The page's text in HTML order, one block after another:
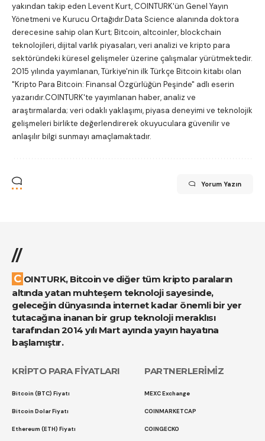
yakından takip eden Levent Kurt, COINTURK'ün Genel Yayın
Yönetmeni ve Kurucu Ortağıdır.Data Science alanında doktora
derecesine sahip olan Kurt; Bitcoin, altcoinler, blockchain
teknolojileri, dijital varlık piyasaları, veri analizi ve kripto para
sektöründeki küresel gelişmeler üzerine çalışmalar yürütmektedir.
2015 yılında yayımlanan, Türkiye'nin ilk Türkçe Bitcoin kitabı olan
"Kripto Para Bitcoin: Finansal Özgürlüğün Peşinde" adlı eserin
yazarıdır.COINTURK'te yayımlanan haber, analiz ve
araştırmalarda; veri odaklı yaklaşımı, piyasa deneyimi ve teknolojik
gelişmeleri birlikte değerlendirerek okuyuculara güvenilir ve
anlaşılır bilgi sunmayı amaçlamaktadır.
Yorum Yazın
//
COINTURK, Bitcoin ve diğer tüm kripto paraların
altında yatan muhteşem teknoloji sayesinde,
geleceğin dünyasında internet kadar önemli bir yer
tutacağına inanan bir grup teknoloji meraklısı
tarafından 2014 yılı Mart ayında yayın hayatına
başlamıştır.
KRİPTO PARA FİYATLARI
Bitcoin (BTC) Fiyatı
Bitcoin Dolar Fiyatı
Ethereum (ETH) Fiyatı
PARTNERLERİMİZ
MEXC Exchange
COINMARKETCAP
COINGECKO